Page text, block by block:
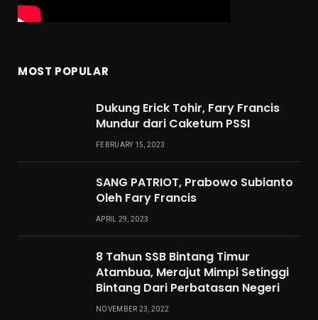
MOST POPULAR
Dukung Erick Tohir, Fary Francis
Mundur dari Caketum PSSI
FEBRUARY 15, 2023
SANG PATRIOT, Prabowo Subianto
Oleh Fary Francis
APRIL 29, 2023
8 Tahun SSB Bintang Timur
Atambua, Merajut Mimpi Setinggi
Bintang Dari Perbatasan Negeri
NOVEMBER 23, 2022